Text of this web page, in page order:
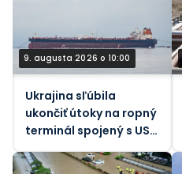
9. augusta 2026 o 10:00
Ukrajina sľúbila
ukončiť útoky na ropný
terminál spojený s USA
– Bloomberg